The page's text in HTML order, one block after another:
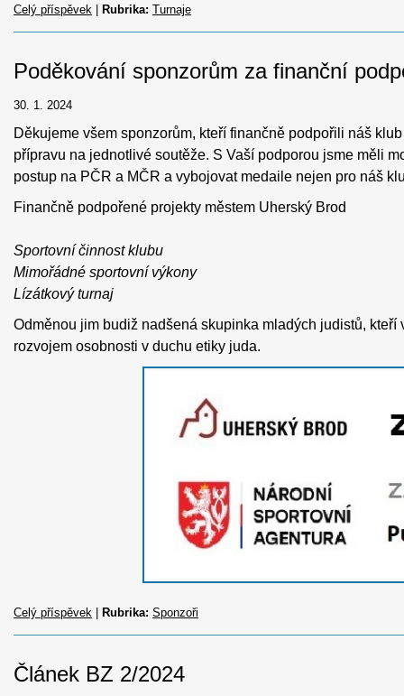
Celý příspěvek Rubrika: Turnaje
Poděkování sponzorům za finanční
30. 1. 2024
Děkujeme všem sponzorům, kteří finančně podpořili náš
přípravu na jednotlivé soutěže. S Vaší podporou jsme měli
postup na PČR a MČR a vybojovat medaile nejen pro náš
Finančně podpořené projekty městem Uherský Brod
Sportovní činnost klubu
Mimořádné sportovní výkony
Lízátkový turnaj
Odměnou jim budiž nadšená skupinka mladých judistů,
rozvojem osobnosti v duchu etiky juda.
Celý příspěvek Rubrika: Sponzoři
Článek BZ 2/2024